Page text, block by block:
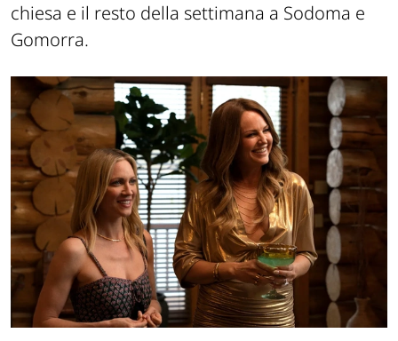
chiesa e il resto della settimana a Sodoma e
Gomorra.